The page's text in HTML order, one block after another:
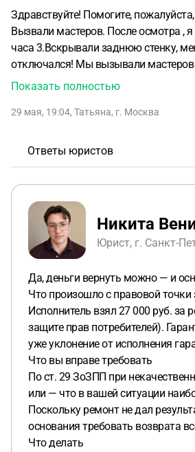
Здравствуйте! Помогите,
Вызвали мастеров. После осмотра , я
часа 3.Вскрывали заднюю стенку,
отключался! Мы вызывали мастеров
бешеной силой!Вызываем мастера. В
благодарна за обратную связь
Показать полностью
29 мая, 19:04, Татьяна, г. Москва
Ответы юристов
Никита
Юрист, г. Санкт-
Да, деньги вернуть можно — и
Что произошло с правовой точки
Исполнитель взял 27 000 руб. за
защите прав потребителей).
уже уклонение от исполнения
Что вы вправе требовать
По ст. 29 ЗоЗПП при
или — что в вашей ситуации
Поскольку ремонт не дал
основания требовать возврата
Что делать